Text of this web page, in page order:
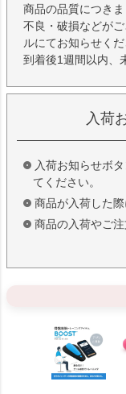
商品の品質につき
不良・破損などが
ルにてお知らせく
到着後1週間以内、
入荷
入荷お知らせボ
てください。
商品が入荷した
商品の入荷やご